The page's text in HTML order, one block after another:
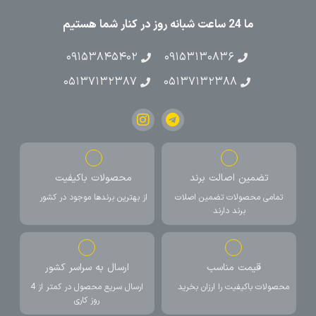
ما 24 ساعت شبانه روز در کنار شما هستیم
۰۹۱۵۳۱۳۰۸۳۶
۰۹۱۵۳۸۴۵۴۰۲
۰۵۱۳۷۱۳۲۳۸۸
۰۵۱۳۷۱۳۲۳۸۷
تضمین اصالت برند
تمامی محصولات تضمین اصلات
برند دارند
محصولات باکیفیت
از بهترین برندها موجود در کشور
قیمت مناسب
محصولات باکیفیت را ارزان بخرید
ارسال به سراسر کشور
ارسال سریع محصول در کمتر از 4
روز کاری